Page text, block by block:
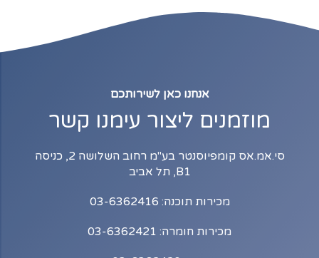
אנחנו כאן לשירותכם
מוזמנים ליצור עימנו קשר
סי.אמ.אס קומפיוסנטר בע"מ רחוב השלושה 2, כניסה
B1, תל אביב
מכירות תוכנה: 03-6362416
מכירות חומרה: 03-6362421